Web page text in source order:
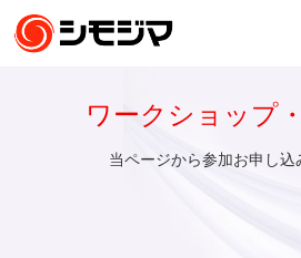
ワークショップ
当ページから参加お申し込